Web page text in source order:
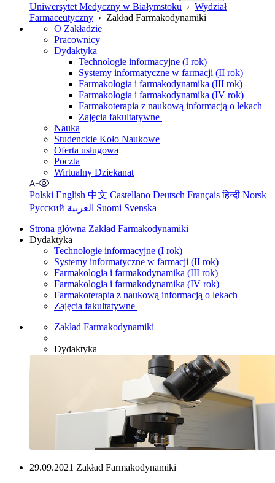
Uniwersytet Medyczny w Białymstoku › Wydział
Farmaceutyczny › Zakład Farmakodynamiki
O Zakładzie
Pracownicy
Dydaktyka
Technologie informacyjne (I rok)
Systemy informatyczne w farmacji (II rok)
Farmakologia i farmakodynamika (III rok)
Farmakologia i farmakodynamika (IV rok)
Farmakoterapia z naukową informacją o lekach
Zajęcia fakultatywne
Nauka
Studenckie Koło Naukowe
Oferta usługowa
Poczta
Wirtualny Dziekanat
Polski English 中文 Castellano Deutsch Françaisहिन्दी Norsk
Русский
Suomi Svenska
Strona główna Zakład Farmakodynamiki
Dydaktyka
Technologie informacyjne (I rok)
Systemy informatyczne w farmacji (II rok)
Farmakologia i farmakodynamika (III rok)
Farmakologia i farmakodynamika (IV rok)
Farmakoterapia z naukową informacją o lekach
Zajęcia fakultatywne
Zakład Farmakodynamiki
Dydaktyka
29.09.2021 Zakład Farmakodynamiki